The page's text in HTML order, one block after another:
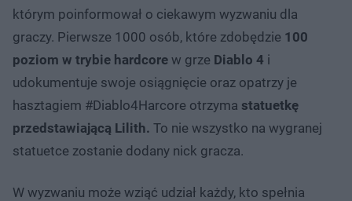
którym poinformował o ciekawym wyzwaniu dla
graczy. Pierwsze 1000 osób, które zdobędzie 100
poziom w trybie hardcore w grze Diablo 4 i
udokumentuje swoje osiągnięcie oraz opatrzy je
hasztagiem #Diablo4Harcore otrzyma statuetkę
przedstawiającą Lilith. To nie wszystko na wygranej
statuetce zostanie dodany nick gracza.
W wyzwaniu może wziąć udział każdy, kto spełnia